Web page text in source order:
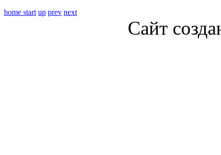
home start up prev next
Сайт